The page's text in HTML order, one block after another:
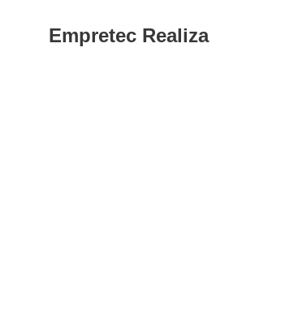
Empretec Realiza